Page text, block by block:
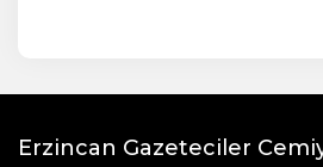
Erzincan Gazeteciler